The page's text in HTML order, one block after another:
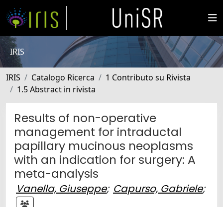
IRIS
IRIS Catalogo Ricerca
1 Contributo su Rivista
1.5 Abstract in rivista
Results of non-operative
management for intraductal
papillary mucinous neoplasms
with an indication for surgery: A
meta-analysis
Vanella, Giuseppe; Capurso, Gabriele;